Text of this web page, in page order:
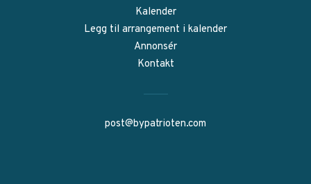
Kalender
Legg til arrangement i kalender
Annonsér
Kontakt
post@bypatrioten.com